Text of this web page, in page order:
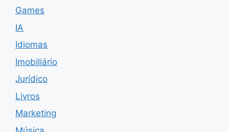
Games
IA
Idiomas
Imobiliário
Jurídico
Livros
Marketing